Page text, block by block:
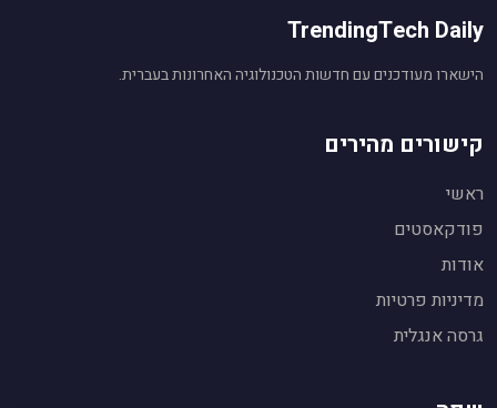
TrendingTech Daily
הישארו מעודכנים עם חדשות הטכנולוגיה האחרונות בעברית.
קישורים מהירים
ראשי
פודקאסטים
אודות
מדיניות פרטיות
גרסה אנגלית